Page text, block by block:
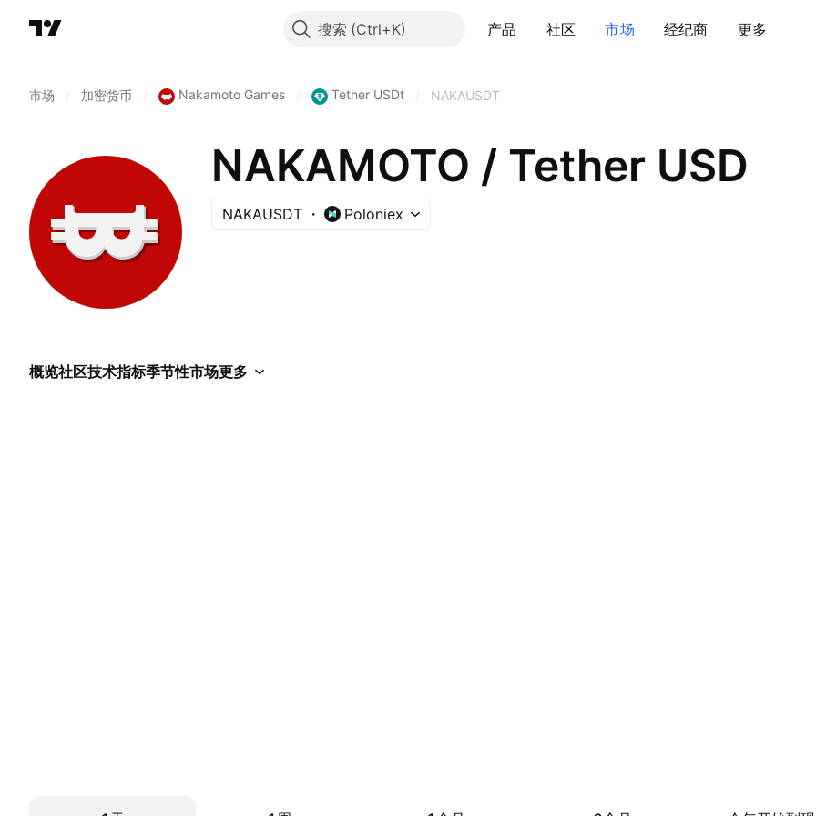
搜索 产品 社区 市场 经纪商 更多
市场 加密货币 Nakamoto Games Tether USDt NAKAUSDT
NAKAMOTO / Tether USD
NAKAUSDT Poloniex
概览社区技术指标季节性市场更多